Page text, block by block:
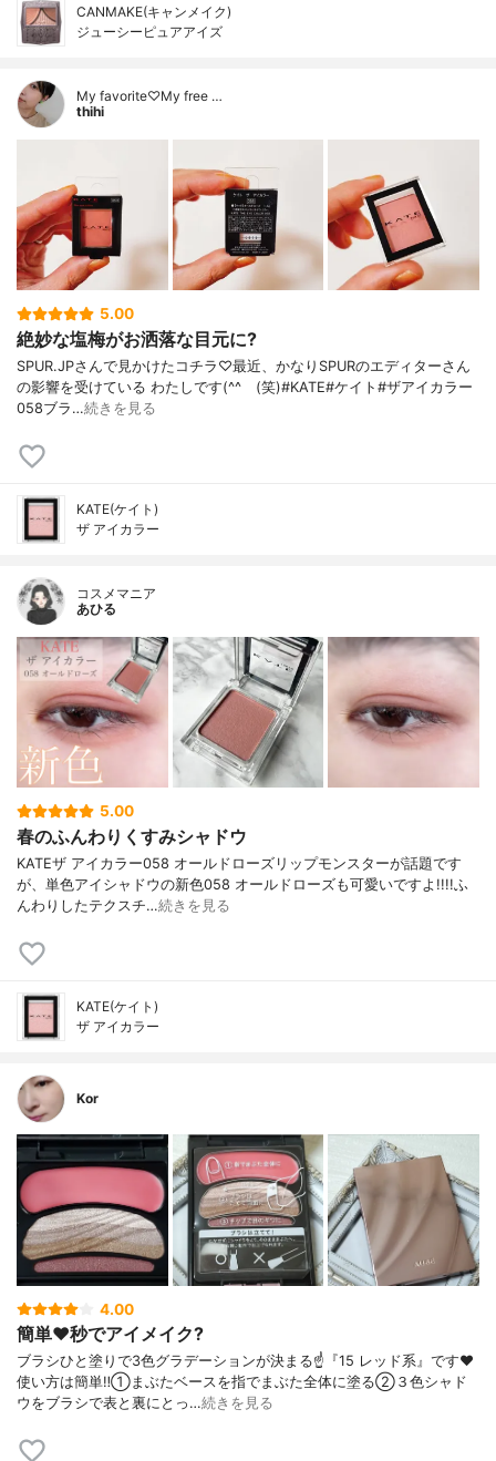
CANMAKE(キャンメイク)
ジューシーピュアアイズ
My favorite♡My free …
thihi
5.00
絶妙な塩梅がお洒落な目元に?
SPUR.JPさんで見かけたコチラ♡最近、かなりSPURのエディターさん
の影響を受けている わたしです(^^ゞ(笑)#KATE#ケイト#ザアイカラー
058ブラ…続きを見る
KATE(ケイト)
ザ アイカラー
コスメマニア
あひる
5.00
春のふんわりくすみシャドウ
KATEザ アイカラー058 オールドローズリップモンスターが話題です
が、単色アイシャドウの新色058 オールドローズも可愛いですよ!!!!ふ
んわりしたテクスチ…続きを見る
KATE(ケイト)
ザ アイカラー
Kor
4.00
簡単❤️秒でアイメイク?
ブラシひと塗りで3色グラデーションが決まる☝️『15 レッド系』です❤️
使い方は簡単‼️①まぶたベースを指でまぶた全体に塗る②３色シャド
ウをブラシで表と裏にとっ…続きを見る